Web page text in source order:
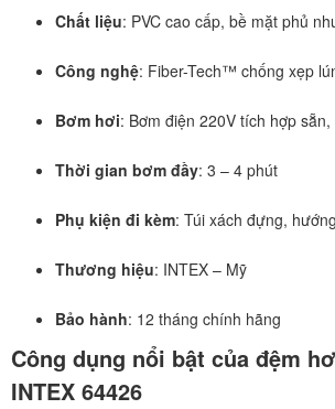
Chất liệu: PVC cao cấp, bề mặt phủ
Công nghệ: Fiber-Tech™ chống xẹp
Bơm hơi: Bơm điện 220V tích hợp
Thời gian bơm đầy: 3 – 4 phút
Phụ kiện đi kèm: Túi xách đựng,
Thương hiệu: INTEX – Mỹ
Bảo hành: 12 tháng chính hãng
Công dụng nổi bật của đệm
INTEX 64426